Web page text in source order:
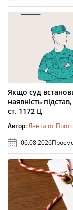
Якщо суд
наявність
ст. 1172 Ц
Автор:Лента от
06.08.2026